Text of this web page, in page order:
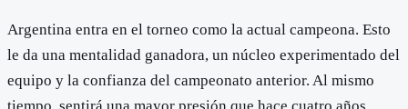
Argentina entra en el torneo como la actual campeona. Esto
le da una mentalidad ganadora, un núcleo experimentado del
equipo y la confianza del campeonato anterior. Al mismo